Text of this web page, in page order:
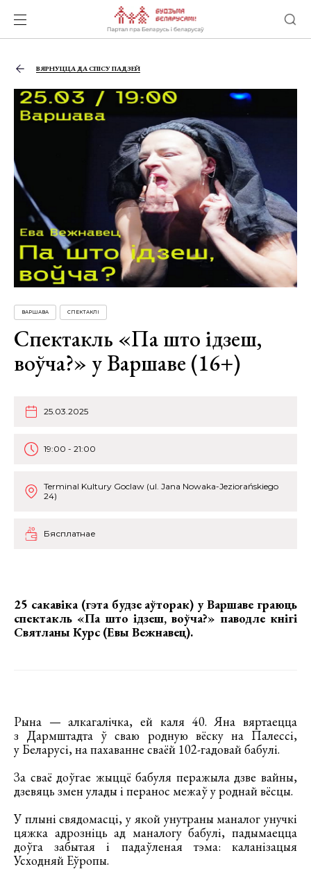
ВЯРНУЦЦА ДА СПІСУ ПАДЗЕЙ
ВАРШАВА СПЕКТАКЛІ
Спектакль «Па што ідзеш,
воўча?» у Варшаве (16+)
25.03.2025
19:00 - 21:00
Terminal Kultury Goclaw (ul. Jana Nowaka-Jeziorańskiego
24)
Бясплатнае
25 сакавіка (гэта будзе аўторак) у Варшаве граюць
спектакль «Па што ідзеш, воўча?» паводле кнігі
Святланы Курс (Евы Вежнавец).
Рына — алкагалічка, ей каля 40. Яна вяртаецца
з Дармштадта ў сваю родную вёску на Палессі,
у Беларусі, на пахаванне сваёй 102-гадовай бабулі.
За сваё доўгае жыццё бабуля перажыла дзве вайны,
дзевяць змен улады і перанос межаў у роднай вёсцы.
У плыні свядомасці, у якой унутраны маналог унучкі
цяжка адрозніць ад маналогу бабулі, падымаецца
доўга забытая і падаўленая тэма: каланізацыя
Усходняй Еўропы.